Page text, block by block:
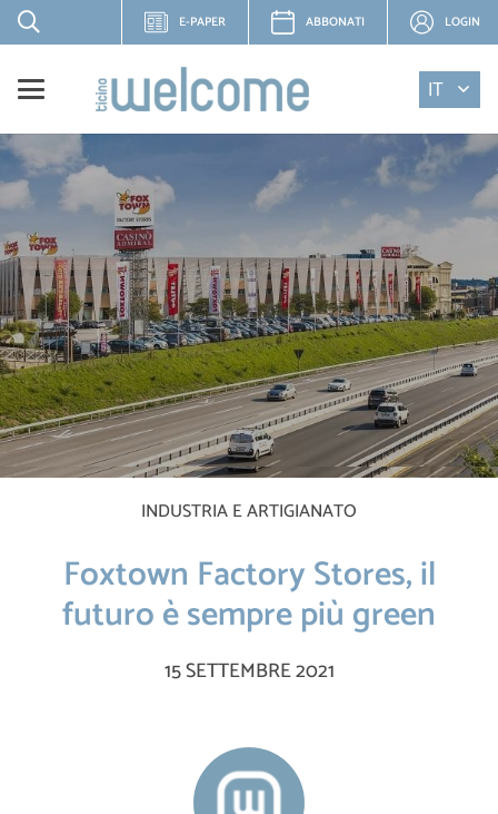
E-PAPER ABBONATI LOGIN
IT
INDUSTRIA E ARTIGIANATO
Foxtown Factory Stores, il
futuro è sempre più green
15 SETTEMBRE 2021